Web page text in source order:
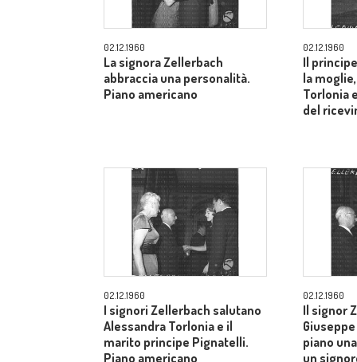
02.12.1960
La signora Zellerbach
abbraccia una personalità.
Piano americano
02.12.1960
Il
la
Torlonia
del
02.12.1960
I signori Zellerbach salutano
Alessandra Torlonia e il
marito principe Pignatelli.
Piano americano
02.12.1960
Il signor
piano
un